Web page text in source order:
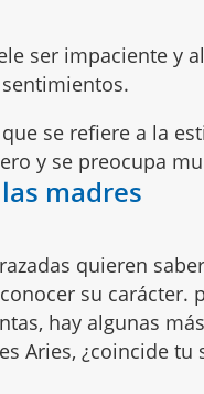
ser impaciente y
se refiere a la
y se preocupa
madres
quieren
su carácter.
hay algunas
Aries, ¿coincide tu